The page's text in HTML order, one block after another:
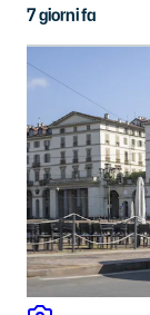
7 giorni fa